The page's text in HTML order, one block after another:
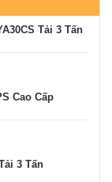
Tải 3 Tấn
Cao Cấp
3 Tấn